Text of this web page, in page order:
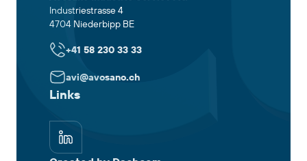
Industriestrasse 4
4704 Niederbipp BE
+41 58 230 33 33
avi@avosano.ch
Links